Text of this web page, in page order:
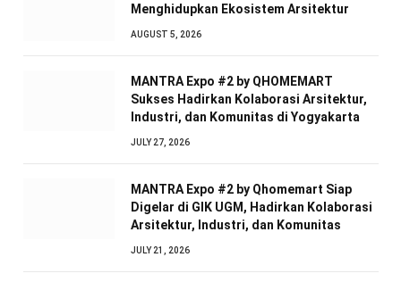
Menghidupkan Ekosistem Arsitektur
AUGUST 5, 2026
MANTRA Expo #2 by QHOMEMART
Sukses Hadirkan Kolaborasi Arsitektur,
Industri, dan Komunitas di Yogyakarta
JULY 27, 2026
MANTRA Expo #2 by Qhomemart Siap
Digelar di GIK UGM, Hadirkan Kolaborasi
Arsitektur, Industri, dan Komunitas
JULY 21, 2026